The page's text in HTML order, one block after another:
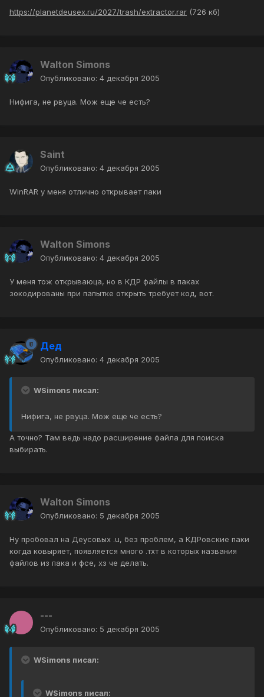
https://planetdeusex.ru/2027/trash/extractor.rar (726 кб)
Walton Simons
Опубликовано: 4 декабря 2005
Нифига, не рвуца. Мож еще че есть?
Saint
Опубликовано: 4 декабря 2005
WinRAR у меня отлично открывает паки
Walton Simons
Опубликовано: 4 декабря 2005
У меня тож открываюца, но в КДР файлы в паках
зокодированы при папытке открыть требует код, вот.
Дед
Опубликовано: 4 декабря 2005
WSimons писал:
Нифига, не рвуца. Мож еще че есть?
А точно? Там ведь надо расширение файла для поиска
выбирать.
Walton Simons
Опубликовано: 5 декабря 2005
Ну пробовал на Деусовых .u, без проблем, а КДРовские паки
когда ковыряет, появляется много .тхт в которых названия
файлов из пака и фсе, хз че делать.
---
Опубликовано: 5 декабря 2005
WSimons писал:
WSimons писал: